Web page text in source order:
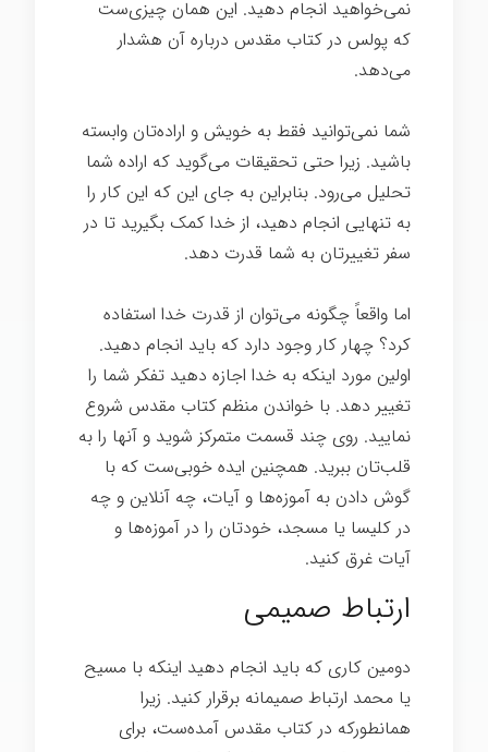
نمی‌خواهید انجام دهید. این همان چیزی‌ست
که پولس در کتاب مقدس درباره آن هشدار
می‌دهد.
شما نمی‌توانید فقط به خویش و اراده‌تان وابسته
باشید. زیرا حتی تحقیقات می‌گوید که اراده شما
تحلیل می‌رود. بنابراین به جای این که این کار را
به تنهایی انجام دهید، از خدا کمک بگیرید تا در
سفر تغییرتان به شما قدرت دهد.
اما واقعاً چگونه می‌توان از قدرت خدا استفاده
کرد؟ چهار کار وجود دارد که باید انجام دهید.
اولین مورد اینکه به خدا اجازه دهید تفکر شما را
تغییر دهد. با خواندن منظم کتاب مقدس شروع
نمایید. روی چند قسمت متمرکز شوید و آنها را به
قلب‌تان ببرید. همچنین ایده خوبی‌ست که با
گوش دادن به آموزه‌ها و آیات، چه آنلاین و چه
در کلیسا یا مسجد، خودتان را در آموزه‌ها و
آیات غرق کنید.
ارتباط صمیمی
دومین کاری که باید انجام دهید اینکه با مسیح
یا محمد ارتباط صمیمانه برقرار کنید. زیرا
همانطورکه در کتاب مقدس آمده‌ست، برای